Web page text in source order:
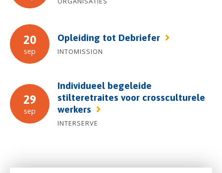
20
sep
Opleiding tot Debriefer
INTOMISSION
29
sep
Individueel begeleide
stilteretraites voor crossculturele
werkers
INTERSERVE